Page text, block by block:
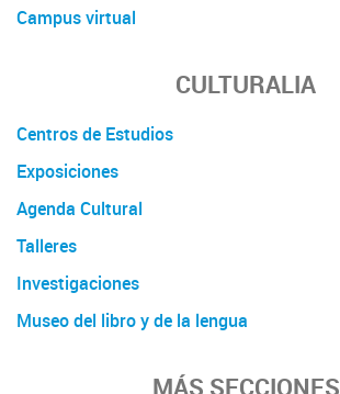
Campus virtual
CULTURALIA
Centros de Estudios
Exposiciones
Agenda Cultural
Talleres
Investigaciones
Museo del libro y de la lengua
MÁS SECCIONES